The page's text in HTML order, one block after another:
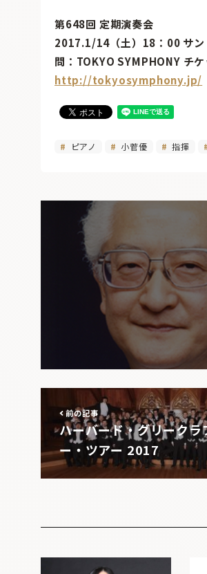
第648回 定期演奏会
2017.1/14（土）18：00 サン
問：TOKYO SYMPHONY チ
http://tokyosymphony.jp/
ピアノ 小菅優 指揮
前の記事
ハーバード・グリークラ
ー・ツアー 2017